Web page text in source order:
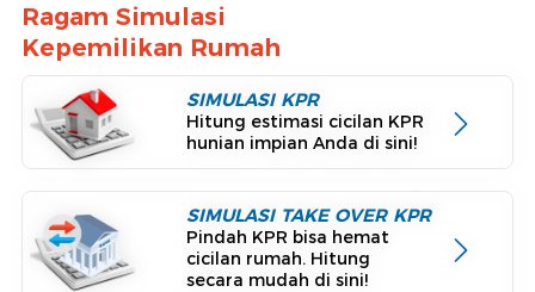
Ragam Simulasi
Kepemilikan Rumah
SIMULASI KPR
Hitung estimasi cicilan KPR
hunian impian Anda di sini!
SIMULASI TAKE OVER KPR
Pindah KPR bisa hemat
cicilan rumah. Hitung
secara mudah di sini!